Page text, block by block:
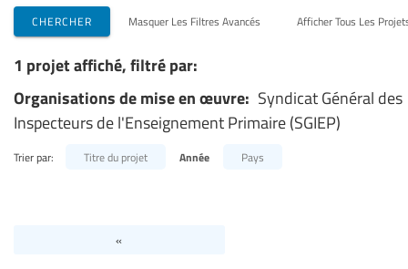
CHERCHER Masquer Les Filtres Avancés Afficher Tous Les
1 projet affiché, filtré par:
Organisations de mise en œuvre: Syndicat Général des
Inspecteurs de l'Enseignement Primaire (SGIEP)
Trier par: Titre du projet Année Pays
«